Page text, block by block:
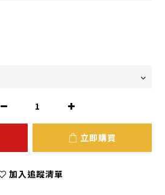
立即購買
加入追蹤清單